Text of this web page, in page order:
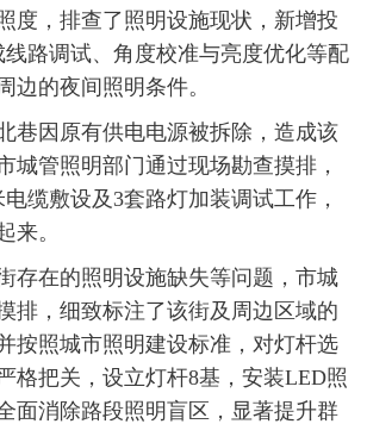
度，排查了照明设施现状，新增投
路调试、角度校准与亮度优化等配
边的夜间照明条件。
因原有供电电源被拆除，造成该
城管照明部门通过现场勘查摸排，
缆敷设及3套路灯加装调试工作，
来。
在的照明设施缺失等问题，市城
排，细致标注了该街及周边区域的
按照城市照明建设标准，对灯杆选
格把关，设立灯杆8基，安装LED照
面消除路段照明盲区，显著提升群